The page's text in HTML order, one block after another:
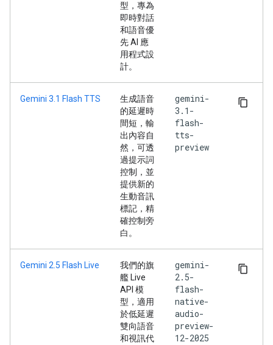
型，專為
即時對話
和語音優
先 AI 應
用程式設
計。
Gemini 3.1 Flash TTS
生成語音
的延遲時
間短，輸
出內容自
然，可透
過提示詞
控制，並
提供新的
生動音訊
標記，精
確控制旁
白。
gemini-
3.1-
flash-
tts-
preview
Gemini 2.5 Flash Live
我們的旗
艦 Live
API 模
型，適用
於低延遲
雙向語音
和視訊代
gemini-
2.5-
flash-
native-
audio-
preview-
12-2025